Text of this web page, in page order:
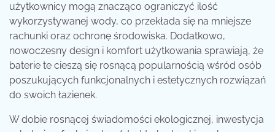
użytkownicy mogą znacząco ograniczyć ilość
wykorzystywanej wody, co przekłada się na mniejsze
rachunki oraz ochronę środowiska. Dodatkowo,
nowoczesny design i komfort użytkowania sprawiają, że
baterie te cieszą się rosnącą popularnością wśród osób
poszukujących funkcjonalnych i estetycznych rozwiązań
do swoich łazienek.
W dobie rosnącej świadomości ekologicznej, inwestycja